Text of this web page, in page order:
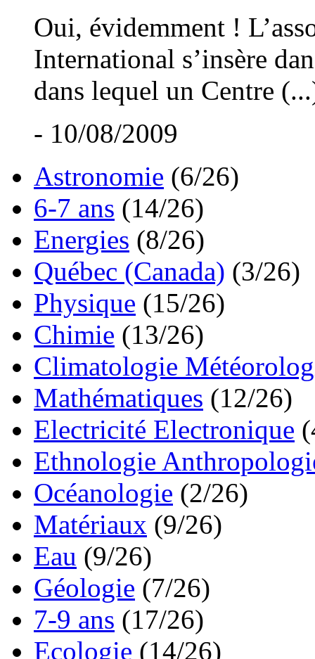
Oui, évidemment !
International s’insère
dans lequel un Centre
- 10/08/2009
Astronomie (6/26)
6-7 ans (14/26)
Energies (8/26)
Québec (Canada) (3/26)
Physique (15/26)
Chimie (13/26)
Climatologie
Mathématiques (12/26)
Electricité Electronique
Ethnologie
Océanologie (2/26)
Matériaux (9/26)
Eau (9/26)
Géologie (7/26)
7-9 ans (17/26)
Ecologie (14/26)